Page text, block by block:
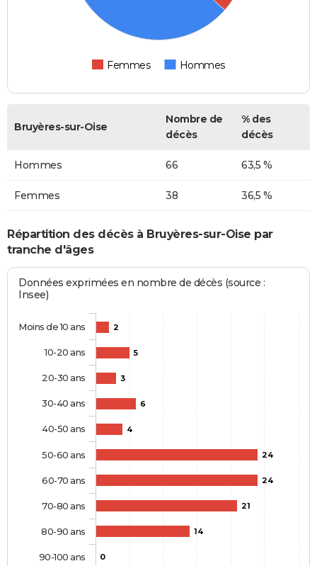
Femmes Hommes
Bruyères-sur-Oise
Nombre de
décès
% des
décès
Hommes 66 63,5 %
Femmes 38 36,5 %
Répartition des décès à Bruyères-sur-Oise par
tranche d'âges
Données exprimées en nombre de décès (source :
Insee)
2
5
3
6
4
24
24
21
14
0
Moins de 10 ans
10-20 ans
20-30 ans
30-40 ans
40-50 ans
50-60 ans
60-70 ans
70-80 ans
80-90 ans
90-100 ans